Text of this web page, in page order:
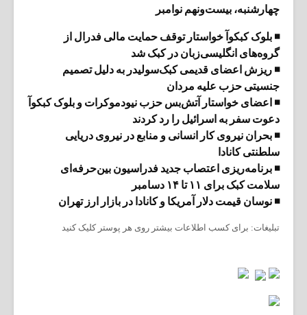
چهارشنبه، بیست‌ونهم نوامبر
◾ بلوک کبکوآ خواستار توقف حمایت مالی فدرال از
گروه‌های انگلیسی‌زبان در کبک شد
◾ ریزش اعضای قدیمی کبک‌سولیدر به دلیل تصمیم
جنسیتی حزب علیه مردان
◾ اعضای خواستار آتش‌بس حزب نیودموکرات و بلوک کبکوآ
دعوت سفر به اسرائیل را رد کردند
◾ بحران نیروی کار انسانی و منابع در نیروی دریایی
سلطنتی کانادا
◾ برنامه‌ریزی اعتصاب جدید فدراسیون بین‌حرفه‌ای
سلامت کبک برای ۱۱ تا ۱۴ دسامبر
◾ نوسان قیمت دلار آمریکا و کانادا در بازار ارز تهران
تبلیغات: برای کسب اطلاعات بیشتر روی هر پوستر کلیک کنید